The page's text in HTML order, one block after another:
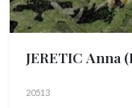
JERETIC Anna
20513